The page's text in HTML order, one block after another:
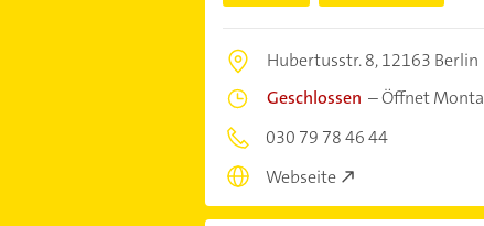
Hubertusstr. 8,12163 Berlin
Geschlossen –Öffnet
030 79 78 46 44
Webseite